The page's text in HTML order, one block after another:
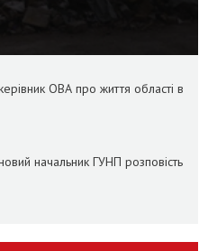
ОВА про життя області в
начальник ГУНП розповість